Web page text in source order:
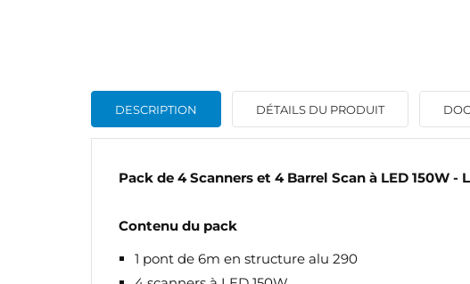
DESCRIPTION DÉTAILS DU PRODUIT
Pack de 4 Scanners et 4 Barrel Scan à LED 150W -
Contenu du pack
1 pont de 6m en structure alu 290